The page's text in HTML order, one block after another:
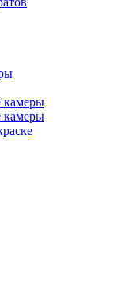
камеры
камеры